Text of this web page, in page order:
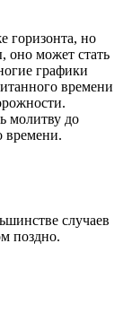
горизонта, но
оно может стать
графики
времени
молитву до
времени.
случаев
поздно.